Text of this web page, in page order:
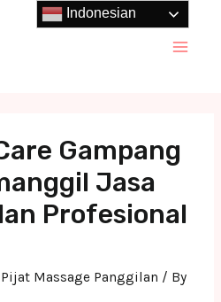
Gampang
Jasa
Profesional
Pijat Massage Panggilan / By
Indonesian